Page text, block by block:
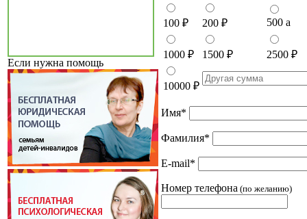
Если нужна помощь
100 ₽ 200 ₽ 500 a
1000 ₽ 1500 ₽ 2500 ₽
10000 ₽
Имя*
Фамилия*
E-mail*
Номер телефона (по желанию)